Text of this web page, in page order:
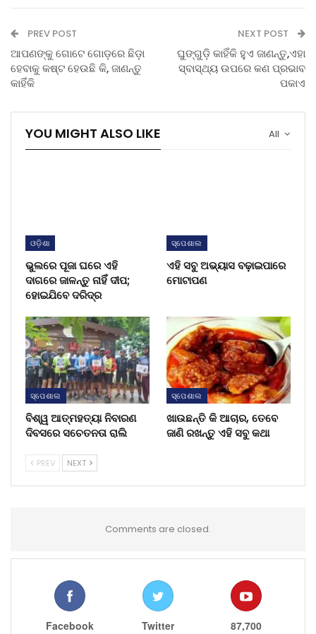
PREV POST
ଆପଣଙ୍କୁ ଗୋଟେ ଗୋଡ଼ରେ ଛିଡ଼ା
ହେବାକୁ କଷ୍ଟ ହେଉଛି କି, ଜାଣନ୍ତୁ
କାହିଁକି
NEXT POST
ଘୁଙ୍ଗୁଡ଼ି କାହିଁକି ହୁଏ ଜାଣନ୍ତୁ,ଏହା
ସ୍ବାସ୍ଥ୍ୟ ଉପରେ କଣ ପ୍ରଭାବ
ପକାଏ
All
YOU MIGHT ALSO LIKE
ଓଡ଼ିଶା
ଭୁଲରେ ପୂଜା ଘରେ ଏହି
ଦାଗରେ ଜାଳନ୍ତୁ ନାହିଁ ଦୀପ;
ହୋଇଯିବେ ଦରିଦ୍ର
ସ୍ପେଶାଲ
ଏହି ସବୁ ଅଭ୍ୟାସ ବଢ଼ାଇପାରେ
ମୋଟାପଣ
ସ୍ପେଶାଲ
ବିଶ୍ୱ ଆତ୍ମହତ୍ୟା ନିବାରଣ
ଦିବସରେ ସଚେତନତା ରାଲି
ସ୍ପେଶାଲ
ଖାଉଛନ୍ତି କି ଆଚାର, ତେବେ
ଜାଣି ରଖନ୍ତୁ ଏହି ସବୁ କଥା
PREV NEXT
Comments are closed.
Facebook Twitter 87,700